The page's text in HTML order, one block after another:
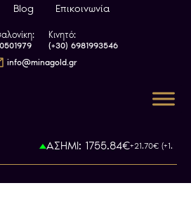
Blog Επικοινωνία
Κινητό:
(+30) 6981993546
info@minagold.gr
ΑΣΗΜΙ: 1755.84€+21.70€ (+1.25%)